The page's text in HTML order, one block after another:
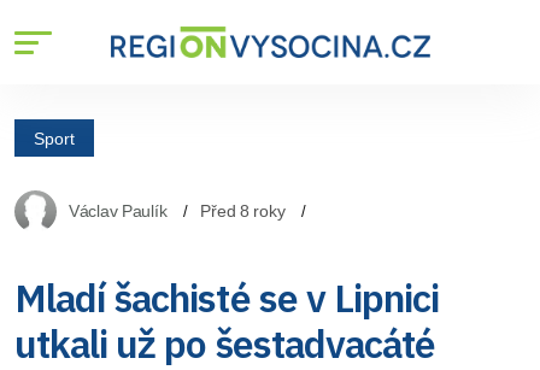
Sport
Václav Paulík Před 8 roky
Mladí šachisté se v Lipnici
utkali už po šestadvacáté